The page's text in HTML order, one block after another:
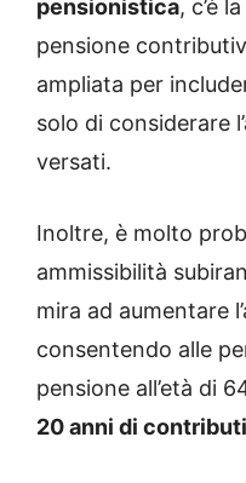
pensionistica, c’è
pensione
ampliata per
solo di considerare
versati.
Inoltre, è molto
ammissibilità
mira ad aumentare
consentendo alle
pensione all’età di
20 anni di